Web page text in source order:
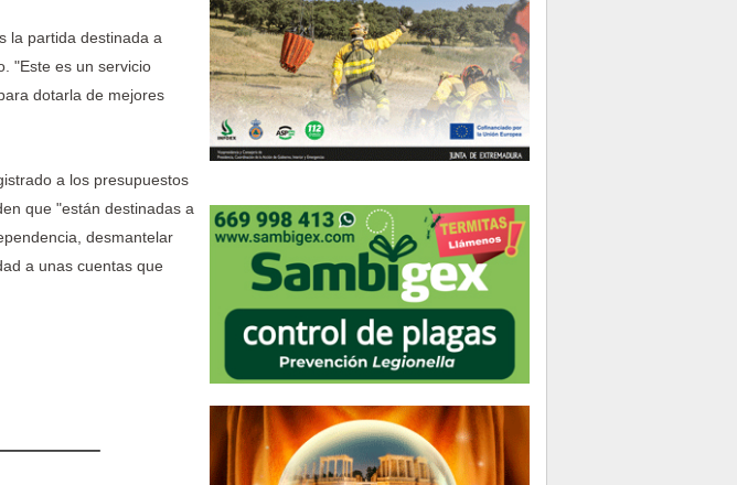
la partida destinada a
"Este es un servicio
dotarla de mejores
a los presupuestos
que "están destinadas a
desmantelar
a unas cuentas que